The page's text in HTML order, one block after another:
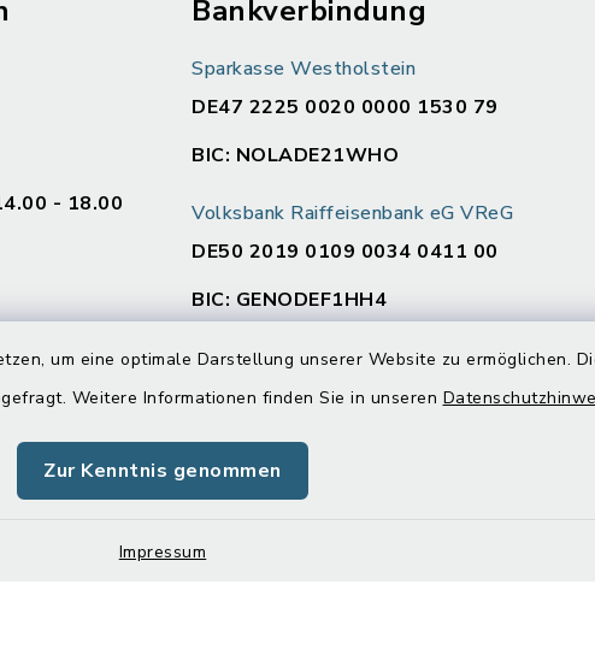
um eine optimale Darstellung unserer Website zu ermöglichen.
Weitere Informationen finden Sie in unseren
Zur Kenntnis genommen
Impressum
- 18.00
Bankverbindung
Sparkasse Westholstein
DE47 2225 0020 0000 1530 79
BIC: NOLADE21WHO
Volksbank Raiffeisenbank eG VReG
DE50 2019 0109 0034 0411 00
BIC: GENODEF1HH4